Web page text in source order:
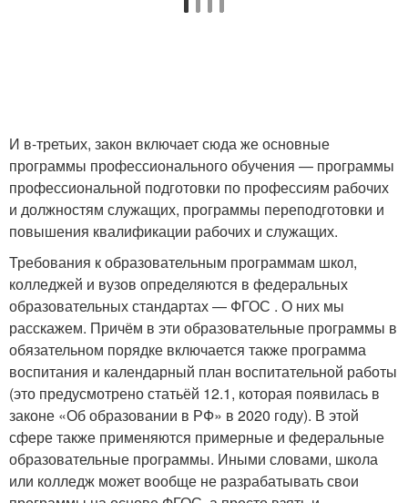
И в-третьих, закон включает сюда же основные
программы профессионального обучения — программы
профессиональной подготовки по профессиям рабочих
и должностям служащих, программы переподготовки и
повышения квалификации рабочих и служащих.
Требования к образовательным программам школ,
колледжей и вузов определяются в федеральных
образовательных стандартах — ФГОС . О них мы
расскажем. Причём в эти образовательные программы в
обязательном порядке включается также программа
воспитания и календарный план воспитательной работы
(это предусмотрено статьёй 12.1, которая появилась в
законе «Об образовании в РФ» в 2020 году). В этой
сфере также применяются примерные и федеральные
образовательные программы. Иными словами, школа
или колледж может вообще не разрабатывать свои